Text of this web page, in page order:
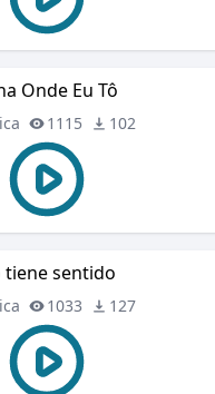
Onde Eu Tô
1115 102
tiene sentido
1033 127